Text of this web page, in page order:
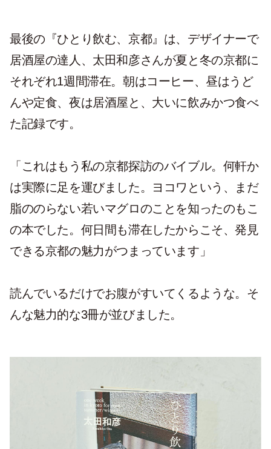
最後の『ひとり飲む、京都』は、デザイナーで
居酒屋の達人、太田和彦さんが夏と冬の京都に
それぞれ1週間滞在。朝はコーヒー、昼はうど
んや定食、夜は居酒屋と、大いに飲みかつ食べ
た記録です。
「これはもう私の京都探訪のバイブル。何軒か
は実際に足を運びました。ヨコワという、まだ
脂ののらない若いマグロのことを知ったのもこ
の本でした。何日間も滞在したからこそ、発見
できる京都の魅力がつまっています」
読んでいるだけでお腹がすいてくるような。そ
んな魅力的な3冊が並びました。